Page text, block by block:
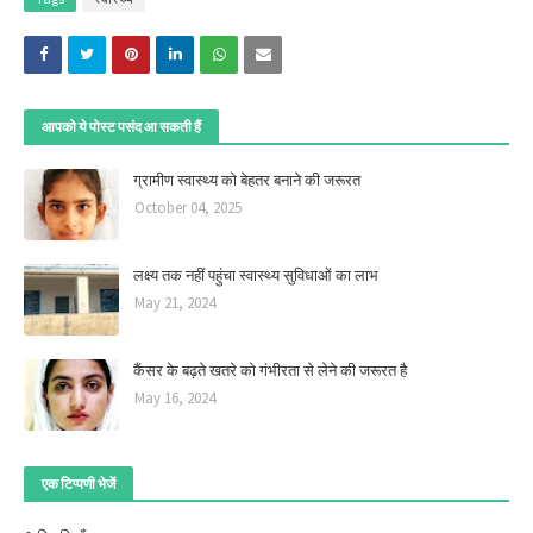
आपको ये पोस्ट पसंद आ सकती हैं
ग्रामीण स्वास्थ्य को बेहतर बनाने की जरूरत
October 04, 2025
लक्ष्य तक नहीं पहुंचा स्वास्थ्य सुविधाओं का लाभ
May 21, 2024
कैंसर के बढ़ते खतरे को गंभीरता से लेने की जरूरत है
May 16, 2024
एक टिप्पणी भेजें